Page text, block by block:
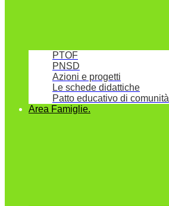
PTOF
PNSD
Azioni e progetti
Le schede didattiche
Patto educativo di comunità
Area Famiglie.